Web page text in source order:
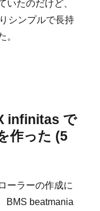
いたのだけど、
シンプルで長持
。
infinitas で
作った (5
ーラーの作成に
BMS beatmania